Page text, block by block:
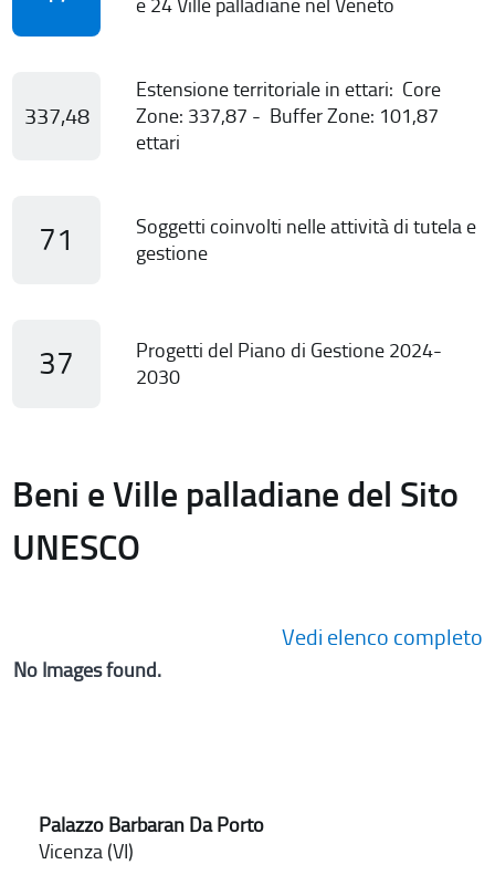
e 24 Ville palladiane nel Veneto
337,48
Estensione territoriale in ettari: Core
Zone: 337,87 - Buffer Zone: 101,87
ettari
71
Soggetti coinvolti nelle attività di tutela e
gestione
37
Progetti del Piano di Gestione 2024-
2030
Beni e Ville palladiane del Sito
UNESCO
Vedi elenco completo
No Images found.
Palazzo Barbaran Da Porto
Vicenza (VI)